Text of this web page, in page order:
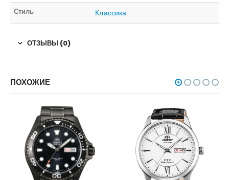
Стиль Классика
ОТЗЫВЫ (0)
ПОХОЖИЕ